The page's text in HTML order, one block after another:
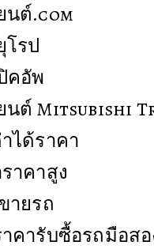
นต์.com
โรป
คอัพ
นต์ Mitsubishi
ได้ราคา
าคาสูง
ายรถ
คารับซื้อรถมือสอ